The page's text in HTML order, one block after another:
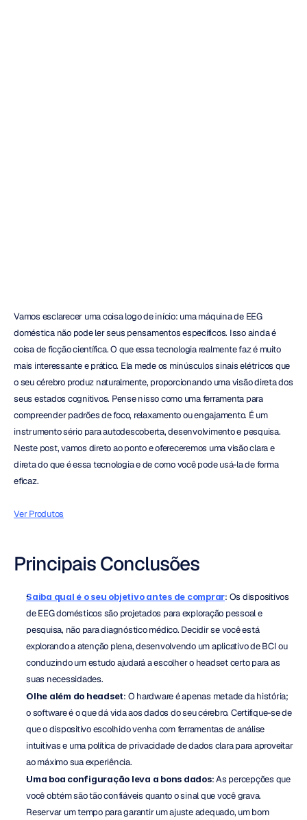
Vamos esclarecer uma coisa logo de início: uma máquina de EEG
doméstica não pode ler seus pensamentos específicos. Isso ainda é
coisa de ficção científica. O que essa tecnologia realmente faz é muito
mais interessante e prático. Ela mede os minúsculos sinais elétricos que
o seu cérebro produz naturalmente, proporcionando uma visão direta dos
seus estados cognitivos. Pense nisso como uma ferramenta para
compreender padrões de foco, relaxamento ou engajamento. É um
instrumento sério para autodescoberta, desenvolvimento e pesquisa.
Neste post, vamos direto ao ponto e ofereceremos uma visão clara e
direta do que é essa tecnologia e de como você pode usá-la de forma
eficaz.
Ver Produtos
Principais Conclusões
Saiba qual é o seu objetivo antes de comprar: Os dispositivos
de EEG domésticos são projetados para exploração pessoal e
pesquisa, não para diagnóstico médico. Decidir se você está
explorando a atenção plena, desenvolvendo um aplicativo de BCI ou
conduzindo um estudo ajudará a escolher o headset certo para as
suas necessidades.
Olhe além do headset: O hardware é apenas metade da história;
o software é o que dá vida aos dados do seu cérebro. Certifique-se de
que o dispositivo escolhido venha com ferramentas de análise
intuitivas e uma política de privacidade de dados clara para aproveitar
ao máximo sua experiência.
Uma boa configuração leva a bons dados: As percepções que
você obtém são tão confiáveis quanto o sinal que você grava.
Reservar um tempo para garantir um ajuste adequado, um bom